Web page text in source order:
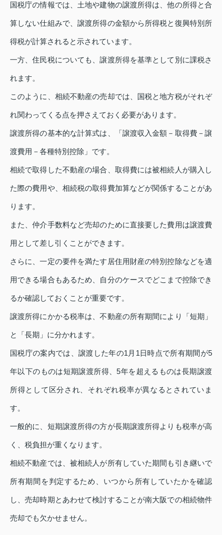
国税庁の情報では、土地や建物の譲渡所得は、他の所得と合
算しない仕組みで、譲渡所得の金額から所得税と復興特別所
得税が計算されると示されています。
一方、住民税についても、譲渡所得を基準として別に課税さ
れます。
このように、相続不動産の売却では、国税と地方税がそれぞ
れ関わってくる点を押さえておく必要があります。
譲渡所得の基本的な計算式は、「譲渡収入金額－取得費－譲
渡費用－各種特別控除」です。
相続で取得した不動産の場合、取得費には被相続人が購入し
た際の費用や、相続税の取得費加算などが関係することがあ
ります。
また、仲介手数料など売却のために直接要した費用は譲渡費
用として差し引くことができます。
さらに、一定の要件を満たす居住用財産の特別控除などを適
用できる場合もあるため、自分のケースでどこまで控除でき
るか確認しておくことが重要です。
譲渡所得にかかる税率は、不動産の所有期間により「短期」
と「長期」に分かれます。
国税庁の案内では、譲渡した年の1月1日時点で所有期間が5
年以下のものは短期譲渡所得、5年を超えるものは長期譲渡
所得として区分され、それぞれ税率が異なるとされていま
す。
一般的に、短期譲渡所得の方が長期譲渡所得よりも税率が高
く、税負担が重くなります。
相続不動産では、被相続人が所有していた期間も引き継いで
所有期間を判定するため、いつから所有していたかを確認
し、売却時期とあわせて検討することが南大阪での相続物件
売却でも欠かせません。